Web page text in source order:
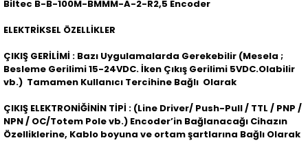
Biltec B-B-100M-BMMM-A-2-R2,5 Encoder
ELEKTRİKSEL ÖZELLİKLER
ÇIKIŞ GERİLİMİ : Bazı Uygulamalarda Gerekebilir (Mesela ;
Besleme Gerilimi 15-24VDC. İken Çıkış Gerilimi 5VDC.Olabilir
vb.) Tamamen Kullanıcı Tercihine Bağlı Olarak
ÇIKIŞ ELEKTRONİĞİNİN TİPİ : (Line Driver/ Push-Pull / TTL / PNP /
NPN / OC/Totem Pole vb.) Encoder’in Bağlanacağı Cihazın
Özelliklerine, Kablo boyuna ve ortam şartlarına Bağlı Olarak